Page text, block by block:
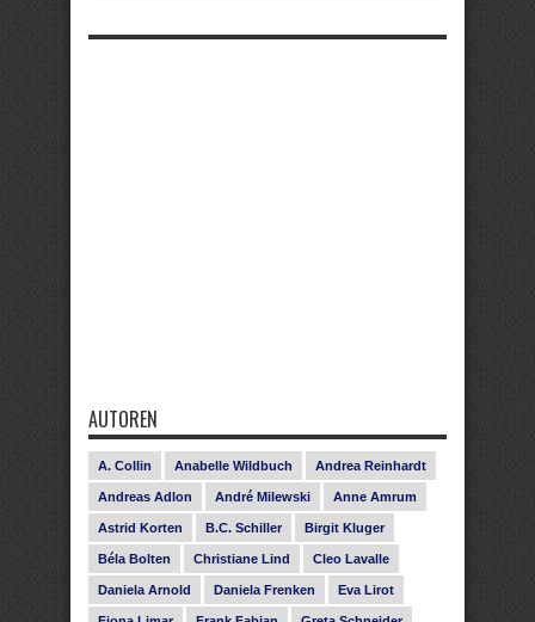
AUTOREN
A. Collin Anabelle Wildbuch Andrea Reinhardt
Andreas Adlon André Milewski Anne Amrum
Astrid Korten B.C. Schiller Birgit Kluger
Béla Bolten Christiane Lind Cleo Lavalle
Daniela Arnold Daniela Frenken Eva Lirot